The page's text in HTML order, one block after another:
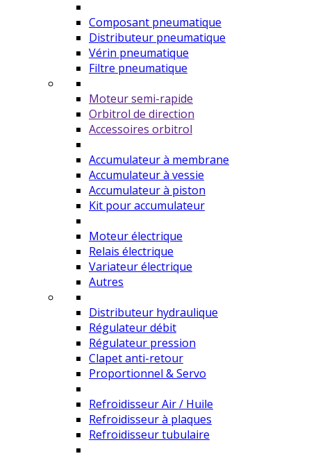
Composant pneumatique
Distributeur pneumatique
Vérin pneumatique
Filtre pneumatique
Moteur semi-rapide
Orbitrol de direction
Accessoires orbitrol
Accumulateur à membrane
Accumulateur à vessie
Accumulateur à piston
Kit pour accumulateur
Moteur électrique
Relais électrique
Variateur électrique
Autres
Distributeur hydraulique
Régulateur débit
Régulateur pression
Clapet anti-retour
Proportionnel & Servo
Refroidisseur Air / Huile
Refroidisseur à plaques
Refroidisseur tubulaire